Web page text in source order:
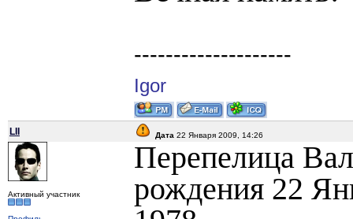
--------------------
Igor
LII Дата 22 Января 2009, 14:26
Активный участник
Перепелица
рождения 22